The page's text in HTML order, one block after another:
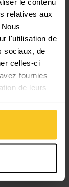
relatives aux
l'utilisation de
sociaux, de
celles-ci
fournies
de leurs